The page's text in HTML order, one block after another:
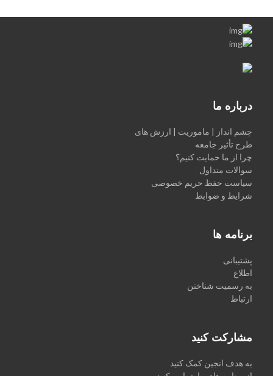
درباره ما
چشم انداز | ماموریت | ارزش های
طرح تأثیر جامعه
چرا از ما حمایت کنیم؟
سوالات متداول
سیاست حفظ حریم خصوصی
شرایط و ضوابط
برنامه ها
پشتیبانی
اطلاع
به رسمیت شناختن
ارتباط
مشارکت کنید
به هدف انجین کمک کنید